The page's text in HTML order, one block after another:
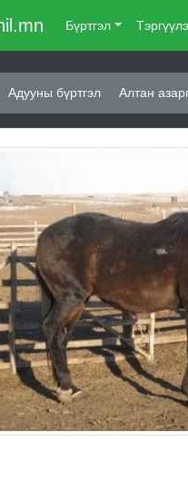
Бүртгэл
Адууны бүртгэл Алтан